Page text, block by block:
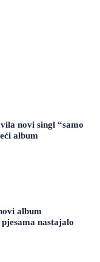
novi singl “samo
album
album
nastajalo